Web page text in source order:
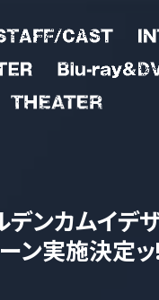
デンカムイデ
ン実施決定